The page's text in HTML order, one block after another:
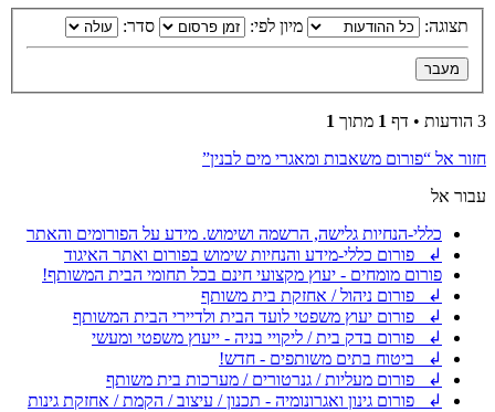
תצוגה: מיון לפי: סדר:
3 הודעות • דף 1 מתוך 1
חזור אל “פורום משאבות ומאגרי מים לבנין”
עבור אל
כללי-הנחיות גלישה, הרשמה ושימוש. מידע על הפורומים והאתר
↲ פורום כללי-מידע והנחיות שימוש בפורום ואתר האיגוד
פורום מומחים - יעוץ מקצועי חינם בכל תחומי הבית המשותף!
↲ פורום ניהול / אחזקת בית משותף
↲ פורום יעוץ משפטי לועד הבית ולדיירי הבית המשותף
↲ פורום בדק בית / ליקויי בניה - ייעוץ משפטי ומעשי
↲ ביטוח בתים משותפים - חדש!
↲ פורום מעליות / גנרטורים / מערכות בית משותף
↲ פורום גינון ואגרונומיה - תכנון / עיצוב / הקמת / אחזקת גינות